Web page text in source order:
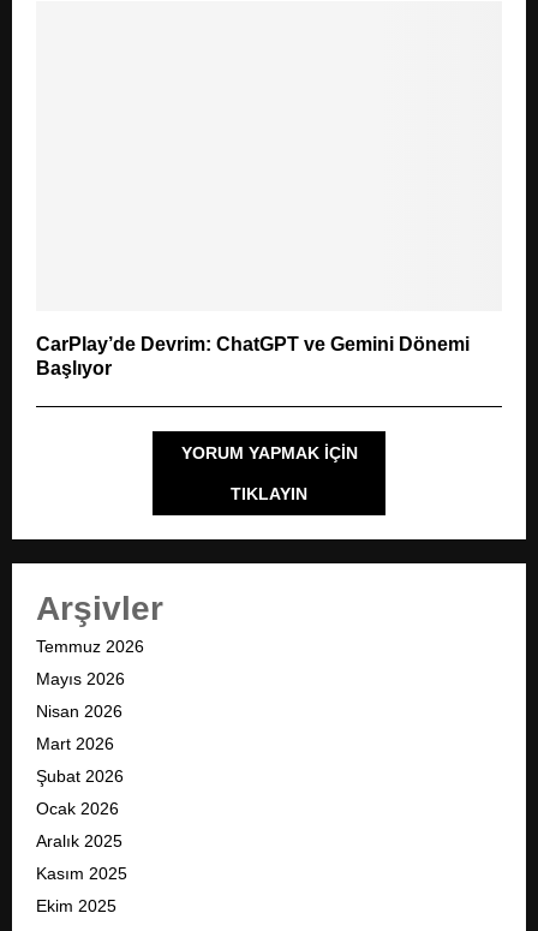
CarPlay’de Devrim: ChatGPT ve Gemini Dönemi
Başlıyor
YORUM YAPMAK IÇIN
TIKLAYIN
Arşivler
Temmuz 2026
Mayıs 2026
Nisan 2026
Mart 2026
Şubat 2026
Ocak 2026
Aralık 2025
Kasım 2025
Ekim 2025